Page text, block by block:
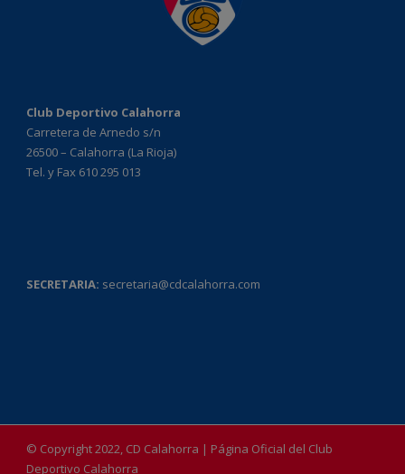
Club Deportivo Calahorra
Carretera de Arnedo s/n
26500 – Calahorra (La Rioja)
Tel. y Fax 610 295 013
SECRETARIA: secretaria@cdcalahorra.com
© Copyright 2022, CD Calahorra | Página Oficial del Club
Deportivo Calahorra